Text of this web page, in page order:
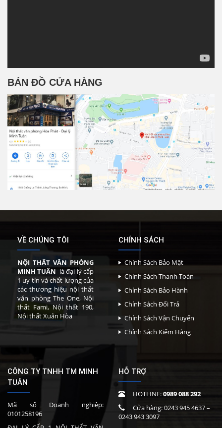
BẢN ĐỒ CỬA HÀNG
VỀ CHÚNG TÔI
NỘI THẤT VĂN PHÒNG
MINH TUÂN là đại lý cấp
1 uy tín và chất lượng của
các thương hiệu nội thất
văn phòng The One, Nội
thất Fami, Nội thất 190,
Nội thất Xuân Hòa
CHÍNH SÁCH
Chính Sách Bảo Mật
Chính Sách Thanh Toán
Chính Sách Bảo Hành
Chính Sách Đổi Trả
Chính Sách Vận Chuyển
Chính Sách Kiểm Hàng
CÔNG TY TNHH TM MINH
TUÂN
Mã số Doanh nghiệp:
0101258196
HỖ TRỢ
HOTLINE:0989 088 292
Cửa hàng:0243 945 4637–
0243 943 3097